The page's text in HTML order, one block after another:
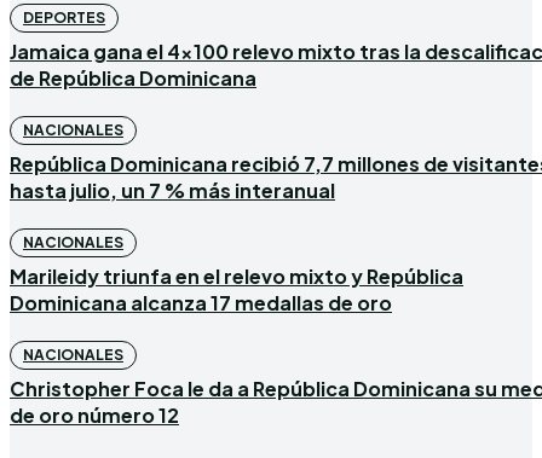
DEPORTES
Jamaica gana el 4×100 relevo mixto tras la
de República Dominicana
NACIONALES
República Dominicana recibió 7,7 millones de
hasta julio, un 7 % más interanual
NACIONALES
Marileidy triunfa en el relevo mixto y República
Dominicana alcanza 17 medallas de oro
NACIONALES
Christopher Foca le da a República Dominicana su
de oro número 12